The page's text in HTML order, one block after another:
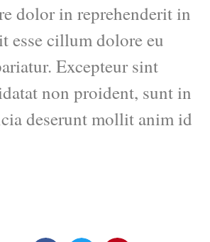
dolor in reprehenderit in
esse cillum dolore eu
Excepteur sint
non proident, sunt in
deserunt mollit anim id